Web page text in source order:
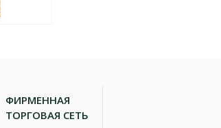
ФИРМЕННАЯ
ТОРГОВАЯ СЕТЬ